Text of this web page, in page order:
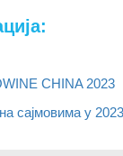
CHINA 2023
сајмовима у